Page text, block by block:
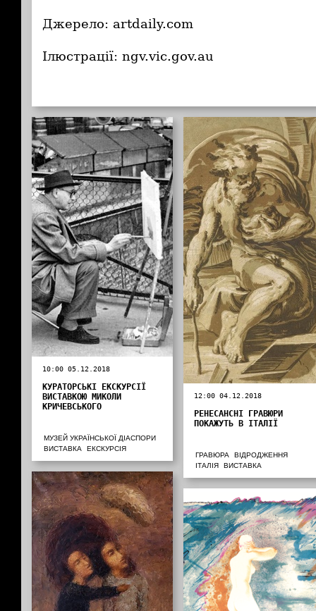
Джерело: artdaily.com
Ілюстрації: ngv.vic.gov.au
10:00 05.12.2018
КУРАТОРСЬКІ ЕКСКУРСІЇ
ВИСТАВКОЮ МИКОЛИ
КРИЧЕВСЬКОГО
МУЗЕЙ УКРАЇНСЬКОЇ ДІАСПОРИ
ВИСТАВКА
ЕКСКУРСІЯ
12:00 04.12.2018
РЕНЕСАНСНІ ГРАВЮРИ
ПОКАЖУТЬ В ІТАЛІЇ
ГРАВЮРА
ВІДРОДЖЕННЯ
ІТАЛІЯ
ВИСТАВКА